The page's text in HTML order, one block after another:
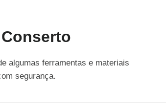
algumas ferramentas e materiais
segurança.